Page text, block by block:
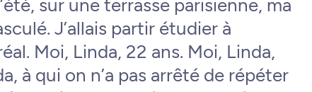
sur une terrasse parisienne, ma
J’allais partir étudier à
Moi, Linda, 22 ans. Moi, Linda,
à qui on n’a pas arrêté de répéter